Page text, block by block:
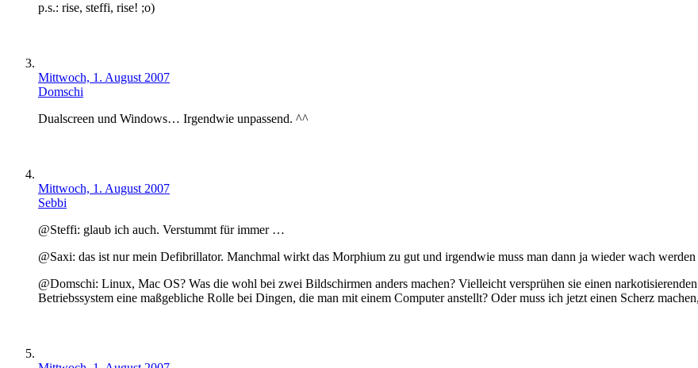
p.s.: rise, steffi, rise! ;o)
Mittwoch, 1. August 2007
Domschi
Dualscreen und Windows… Irgendwie unpassend. ^^
Mittwoch, 1. August 2007
Sebbi
@Steffi: glaub ich auch. Verstummt für immer …
@Saxi: das ist nur mein Defibrillator. Manchmal wirkt das Morphium zu gut und irgendwie muss man dann ja wieder wach
@Domschi: Linux, Mac OS? Was die wohl bei zwei Bildschirmen anders machen? Vielleicht versprühen sie einen
Betriebssystem eine maßgebliche Rolle bei Dingen, die man mit einem Computer anstellt? Oder muss ich jetzt einen Scherz